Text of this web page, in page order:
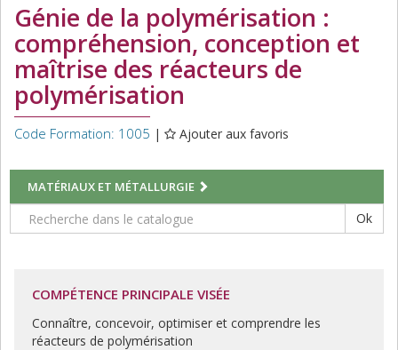
Génie de la polymérisation :
compréhension, conception et
maîtrise des réacteurs de
polymérisation
Code Formation: 1005 | Ajouter aux favoris
MATÉRIAUX ET MÉTALLURGIE
Ok
COMPÉTENCE PRINCIPALE VISÉE
Connaître, concevoir, optimiser et comprendre les
réacteurs de polymérisation